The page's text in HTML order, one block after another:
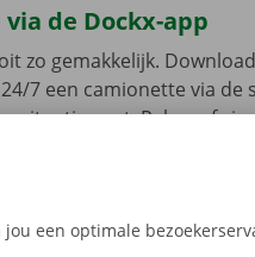
de Dockx-app
zo gemakkelijk.
7 een camionette via de
situatie past. Reken af via
een optimale